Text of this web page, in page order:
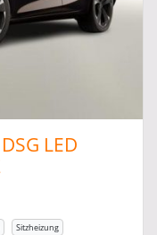
LED
Sitzheizung